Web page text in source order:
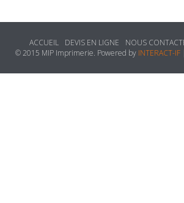
ACCUEIL DEVIS EN LIGNE NOUS
© 2015 MIP Imprimerie. Powered by INTERACT-IF|